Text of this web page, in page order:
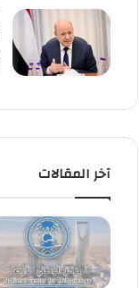
آخر المقالات